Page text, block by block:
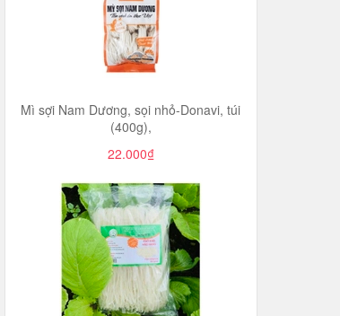
Mì sợi Nam Dương, sọi nhỏ-Donavi, túi
(400g),
22.000₫